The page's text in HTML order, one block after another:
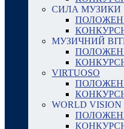
СИЛА МУЗИКИ
МУЗИЧНИЙ
VIRTUOSO
WORLD VISION